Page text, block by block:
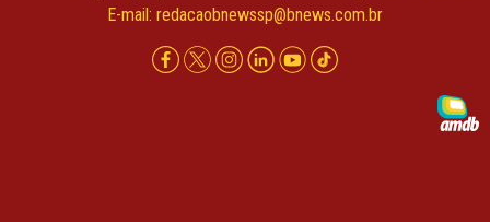
E-mail: redacaobnewssp@bnews.com.br